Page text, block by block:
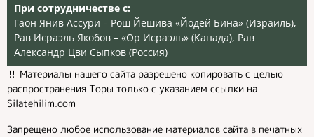
При сотрудничестве с:
Гаон Янив Ассури – Рош Йешива «Йодей Бина» (Израиль),
Рав Исраэль Якобов – «Ор Исраэль» (Канада), Рав
Александр Цви Сыпков (Россия)
‼️ Материалы нашего сайта разрешено копировать с целью
распространения Торы только с указанием ссылки на
Silatehilim.com
Запрещено любое использование материалов сайта в печатных